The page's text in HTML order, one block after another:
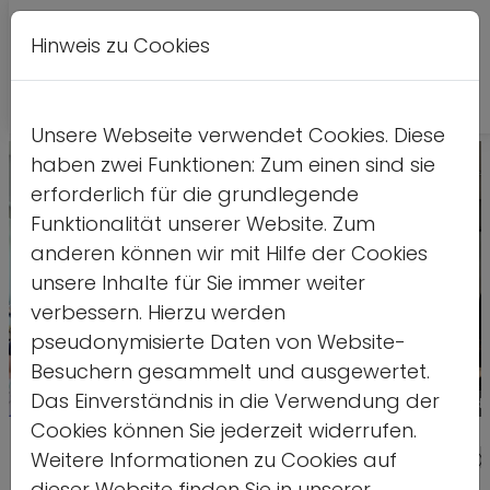
Quelle:
Internationale Jugendarbeit und
Hinweis zu Cookies
Unsere Webseite verwendet Cookies. Diese
haben zwei Funktionen: Zum einen sind sie
erforderlich für die grundlegende
Funktionalität unserer Website. Zum
anderen können wir mit Hilfe der Cookies
unsere Inhalte für Sie immer weiter
verbessern. Hierzu werden
pseudonymisierte Daten von Website-
Besuchern gesammelt und ausgewertet.
Das Einverständnis in die Verwendung der
Cookies können Sie jederzeit widerrufen.
Weitere Informationen zu Cookies auf